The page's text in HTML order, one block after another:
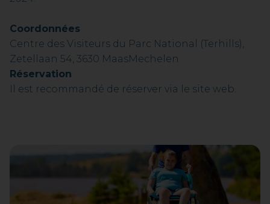
Coordonnées
Centre des Visiteurs du Parc National (Terhills),
Zetellaan 54, 3630 MaasMechelen
Réservation
Il est recommandé de réserver via le site web.